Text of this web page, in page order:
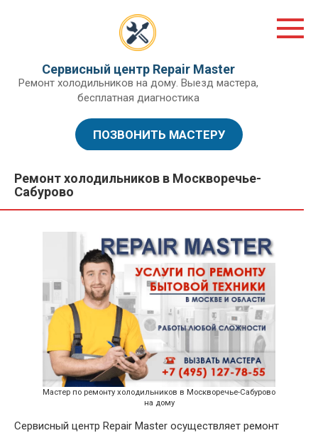
Сервисный центр Repair Master
Ремонт холодильников на дому. Выезд мастера,
бесплатная диагностика
ПОЗВОНИТЬ МАСТЕРУ
Ремонт холодильников в Москворечье-
Сабурово
Мастер по ремонту холодильников в Москворечье-Сабурово
на дому
Сервисный центр Repair Master осуществляет ремонт